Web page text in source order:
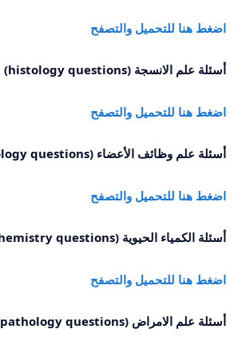
اضغط هنا للتحميل والتصفح
أسئلة علم الانسجة (
histology questions
)
اضغط هنا للتحميل والتصفح
أسئلة علم وظائف الأعضاء (
questions
اضغط هنا للتحميل والتصفح
أسئلة الكمياء الحيوية (
questions
اضغط هنا للتحميل والتصفح
أسئلة علم الامراض (
pathology questions